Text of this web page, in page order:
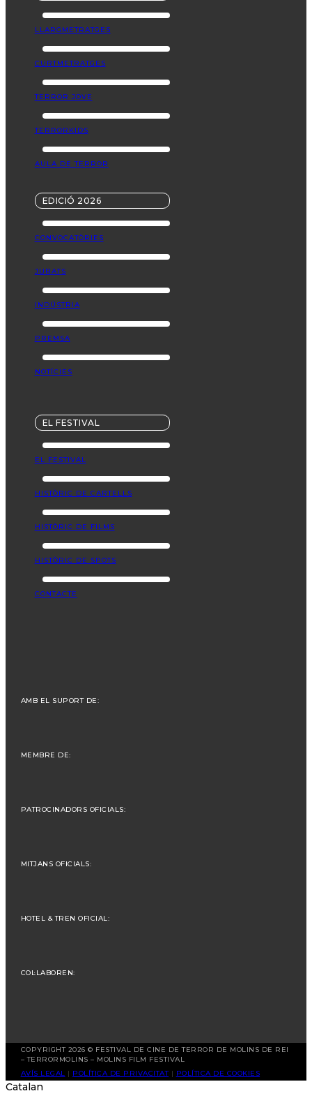
LLARGMETRATGES
CURTMETRATGES
TERROR JOVE
TERRORKIDS
AULA DE TERROR
EDICIÓ 2026
CONVOCATÒRIES
JURATS
INDÚSTRIA
PREMSA
NOTÍCIES
EL FESTIVAL
EL FESTIVAL
HISTÒRIC DE CARTELLS
HISTÒRIC DE FILMS
HISTÒRIC DE SPOTS
CONTACTE
AMB EL SUPORT DE:
MEMBRE DE:
PATROCINADORS OFICIALS:
MITJANS OFICIALS:
HOTEL & TREN OFICIAL:
COL·LABOREN:
COPYRIGHT 2026 © FESTIVAL DE CINE DE TERROR DE MOLINS DE REI
– TERRORMOLINS – MOLINS FILM FESTIVAL
AVÍS LEGAL | POLÍTICA DE PRIVACITAT| POLÍTICA DE COOKIES
Catalan